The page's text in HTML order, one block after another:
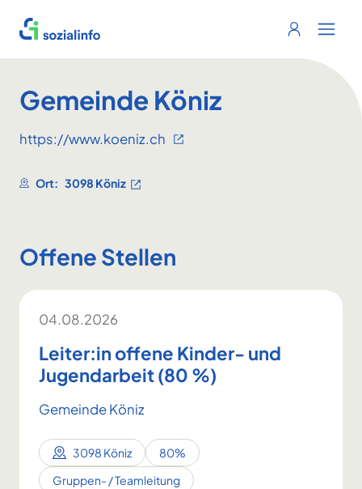
Sozialinfo
Login
Gemeinde Köniz
https://www.koeniz.ch
Ort: 3098 Köniz
Offene Stellen
04.08.2026
Leiter:in offene Kinder- und
Jugendarbeit (80 %)
Gemeinde Köniz
3098 Köniz
80%
Gruppen- / Teamleitung